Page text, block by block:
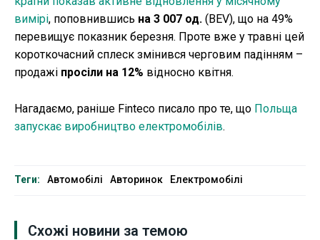
вимірі, поповнившись на 3 007 од. (BEV), що на 49%
перевищує показник березня. Проте вже у травні цей
короткочасний сплеск змінився черговим падінням –
продажі просіли на 12% відносно квітня.
Нагадаємо, раніше Finteco писало про те, що Польща
запускає виробництво електромобілів.
Теги: Автомобілі Авторинок Електромобілі
Схожі новини за темою